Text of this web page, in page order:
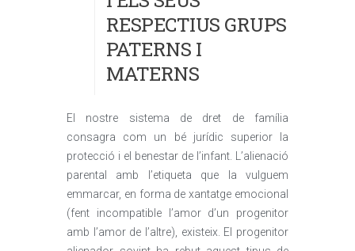
RESPECTIUS GRUPS
PATERNS I
MATERNS
El nostre sistema de dret de família
consagra com un bé jurídic superior la
protecció i el benestar de l’infant. L’alienació
parental amb l’etiqueta que la vulguem
emmarcar, en forma de xantatge emocional
(fent incompatible l’amor d’un progenitor
amb l’amor de l’altre), existeix. El progenitor